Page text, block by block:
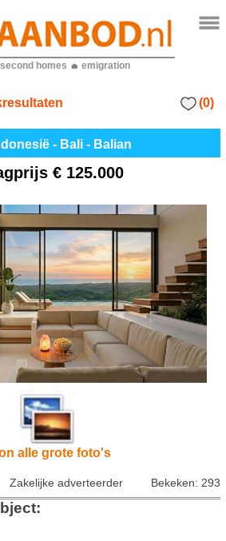
second homes emigration
(0)
- Bali - Balian
€ 125.000
alle grote foto's
Zakelijke adverteerder Bekeken: 293